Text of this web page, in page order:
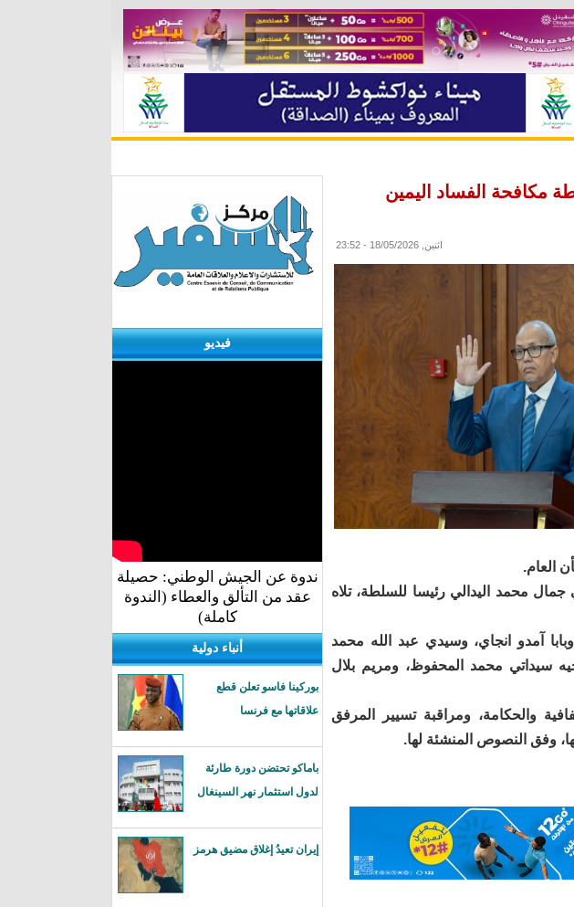
الفساد اليمين
اثنين, 18/05/2026 - 23:52
العام.
محمد اليدالي رئيسا للسلطة، تلاه
آمدو انجاي، وسيدي عبد الله محمد
سيداتي محمد المحفوظ، ومريم بلال
والحكامة، ومراقبة تسيير المرفق
وفق النصوص المنشئة لها.
فيديو
ندوة عن الجيش الوطني: حصيلة
عقد من التألق والعطاء (الندوة
كاملة)
أنباء دولية
بوركينا فاسو تعلن قطع
علاقاتها مع فرنسا
باماكو تحتضن دورة طارئة
لدول استثمار نهر السينغال
إيران تعيدُ إغلاق مضيق هرمز